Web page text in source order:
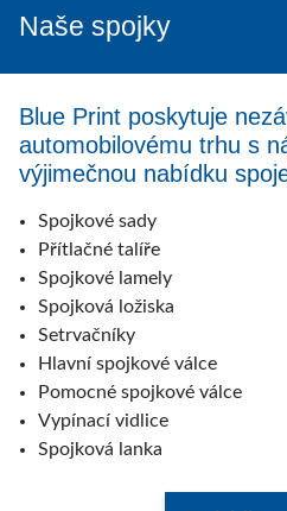
Naše spojky
Blue Print poskytuje
automobilovému trhu s
výjimečnou nabídku
Spojkové sady
Přítlačné talíře
Spojkové lamely
Spojková ložiska
Setrvačníky
Hlavní spojkové válce
Pomocné spojkové válce
Vypínací vidlice
Spojková lanka